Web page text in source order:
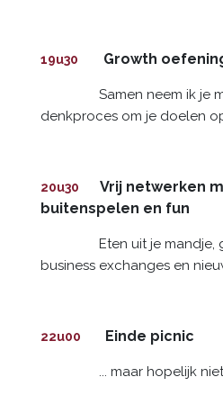
19u30 Growth
Samen neem ik je
denkproces om je doelen
20u30
Vrij netwerken
buitenspelen en fun
Eten uit je mandje,
business exchanges en
22u00 Einde picnic
... maar hopelijk